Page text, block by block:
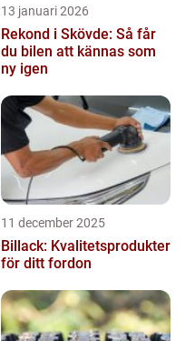
13 januari 2026
Rekond i Skövde: Så får
du bilen att kännas som
ny igen
11 december 2025
Billack: Kvalitetsprodukter
för ditt fordon